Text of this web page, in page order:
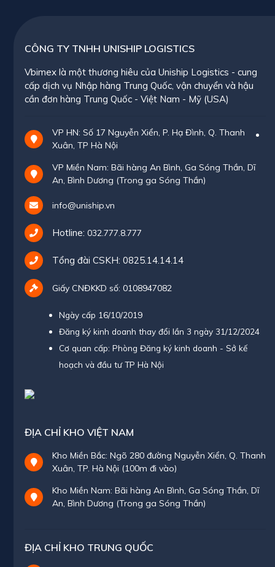
CÔNG TY TNHH UNISHIP LOGISTICS
Vbimex là một thương hiêu của Uniship Logistics - cung
cấp dịch vụ Nhập hàng Trung Quốc, vận chuyển và hậu
cần đơn hàng Trung Quốc - Việt Nam - Mỹ (USA)
VP HN: Số 17 Nguyễn Xiển, P. Hạ Đình, Q. Thanh
Xuân, TP Hà Nội
VP Miền Nam: Bãi hàng An Bình, Ga Sóng Thần, Dĩ
An, Bình Dương (Trong ga Sóng Thần)
info@uniship.vn
Hotline: 032.777.8.777
Tổng đài CSKH: 0825.14.14.14
Giấy CNĐKKD số: 0108947082
Ngày cấp 16/10/2019
Đăng ký kinh doanh thay đổi lần 3 ngày 31/12/2024
Cơ quan cấp: Phòng Đăng ký kinh doanh - Sở kế
hoạch và đầu tư TP Hà Nội
ĐỊA CHỈ KHO VIỆT NAM
Kho Miền Bắc: Ngõ 280 đường Nguyễn Xiển, Q. Thanh
Xuân, TP. Hà Nội (100m đi vào)
Kho Miền Nam: Bãi hàng An Bình, Ga Sóng Thần, Dĩ
An, Bình Dương (Trong ga Sóng Thần)
ĐỊA CHỈ KHO TRUNG QUỐC